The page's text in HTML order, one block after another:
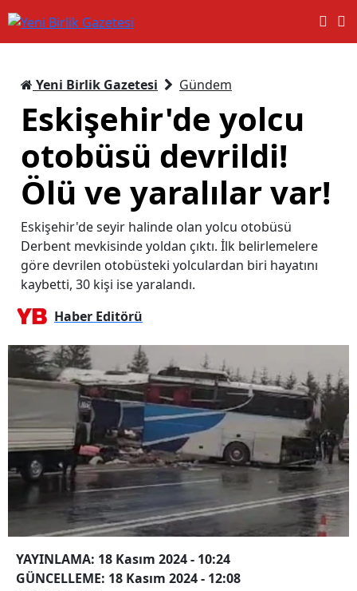
Yeni Birlik Gazetesi Gündem
Eskişehir'de yolcu
otobüsü devrildi!
Ölü ve yaralılar var!
Eskişehir'de seyir halinde olan yolcu otobüsü
Derbent mevkisinde yoldan çıktı. İlk belirlemelere
göre devrilen otobüsteki yolculardan biri hayatını
kaybetti, 30 kişi ise yaralandı.
Haber Editörü
YAYINLAMA: 18 Kasım 2024 - 10:24
GÜNCELLEME: 18 Kasım 2024 - 12:08